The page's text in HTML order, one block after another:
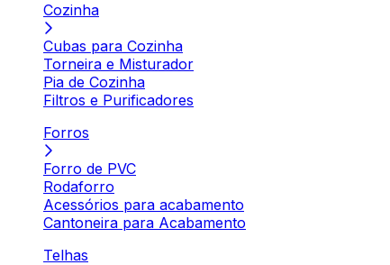
Cozinha
Cubas para Cozinha
Torneira e Misturador
Pia de Cozinha
Filtros e Purificadores
Forros
Forro de PVC
Rodaforro
Acessórios para acabamento
Cantoneira para Acabamento
Telhas